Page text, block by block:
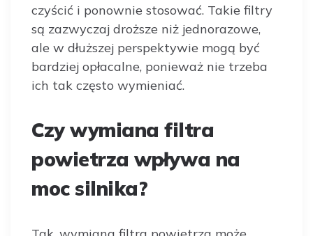
czyścić i ponownie stosować. Takie filtry
są zazwyczaj droższe niż jednorazowe,
ale w dłuższej perspektywie mogą być
bardziej opłacalne, ponieważ nie trzeba
ich tak często wymieniać.
Czy wymiana filtra
powietrza wpływa na
moc silnika?